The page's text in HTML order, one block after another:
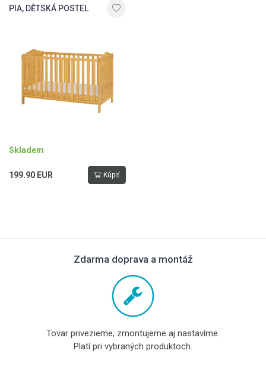
PIA, DĚTSKÁ POSTEL
Skladem
199.90 EUR Kúpiť
Zdarma doprava a montáž
Tovar privezieme, zmontujeme aj nastavíme.
Platí pri vybraných produktoch.